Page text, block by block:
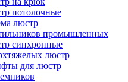
потолочные
люстр
промышленных
синхронные
люстр
для люстр